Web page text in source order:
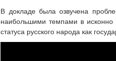
В докладе была озвучена
наибольшими темпами в исконно
статуса русского народа как